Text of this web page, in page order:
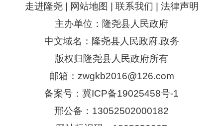
走进隆尧| 网站地图 联系我们
法律声明
主办单位：隆尧县人民政府
中文域名：隆尧县人民政府.政务
版权归隆尧县人民政府所有
邮箱：zwgkb2016@126.com
备案号：冀ICP备19025458号-1
邢公备：13052502000182